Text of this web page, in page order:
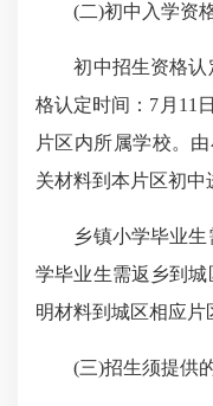
(二)初中入学资格
初中招生资格认
格认定时间：7月11
片区内所属学校。
关材料到本片区初中
乡镇小学毕业生
学毕业生需返乡到
明材料到城区相应片
(三)招生须提供的